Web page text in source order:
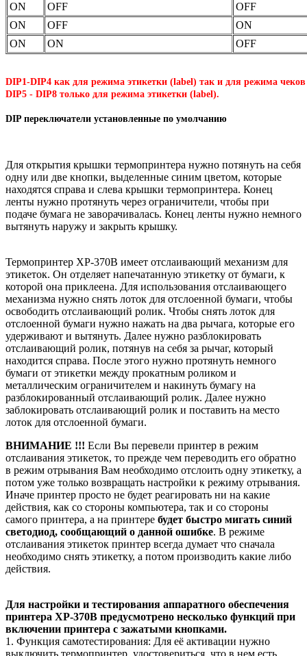
ON
OFF
OFF
ON
OFF
ON
ON
ON OFF
DIP1-DIP4 как для режима этикетки (label) так и для режима
DIP5 - DIP8 только для режима этикетки (label).
DIP переключатели установленные по умолчанию
Для открытия крышки термопринтера нужно потянуть на себя
одну или две кнопки, выделенные синим цветом, которые
находятся справа и слева крышки термопринтера. Конец
ленты нужно протянуть через ограничители, чтобы при
подаче бумага не заворачивалась. Конец ленты нужно немного
вытянуть наружу и закрыть крышку.
Термопринтер XP-370B имеет отслаивающий механизм для
этикеток. Он отделяет напечатанную этикетку от бумаги, к
которой она приклеена. Для использования отслаивающего
механизма нужно снять лоток для отслоенной бумаги, чтобы
освободить отслаивающий ролик. Чтобы снять лоток для
отслоенной бумаги нужно нажать на два рычага, которые его
удерживают и вытянуть. Далее нужно разблокировать
отслаивающий ролик, потянув на себя за рычаг, который
находится справа. После этого нужно протянуть немного
бумаги от этикетки между прокатным роликом и
металлическим ограничителем и накинуть бумагу на
разблокированный отслаивающий ролик. Далее нужно
заблокировать отслаивающий ролик и поставить на место
лоток для отслоенной бумаги.
ВНИМАНИЕ !!! Если Вы перевели принтер в режим
отслаивания этикеток, то прежде чем переводить его обратно
в режим отрывания Вам необходимо отслоить одну этикетку, а
потом уже только возвращать настройки к режиму отрывания.
Иначе принтер просто не будет реагировать ни на какие
действия, как со стороны компьютера, так и со стороны
самого принтера, а на принтере будет быстро мигать синий
светодиод, сообщающий о данной ошибке. В режиме
отслаивания этикеток принтер всегда думает что сначала
необходимо снять этикетку, а потом производить какие либо
действия.
Для настройки и тестирования аппаратного обеспечения
принтера XP-370B предусмотрено несколько функций при
включении принтера с зажатыми кнопками.
1. Функция самотестирования: Для её активации нужно